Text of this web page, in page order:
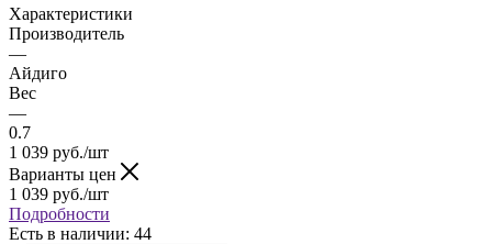
Характеристики
Производитель
—
Айдиго
Вес
—
0.7
1 039 руб./шт
Варианты цен
1 039 руб./шт
Подробности
Есть в наличии: 44